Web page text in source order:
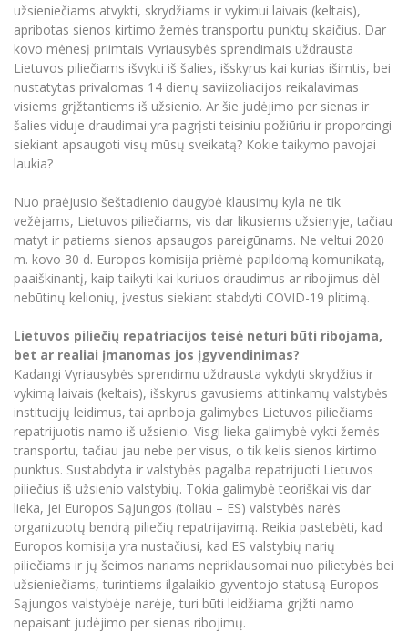
Universiteto teatras
MRU pop vokalinis ansamblis (vadovas Artūras
Novikas)
MRU merginų choras
Neformaliuoju ir (ar) savišvietos būdu įgytų
kompetencijų vertinimas ir pripažinimas
Studijų organizavimas
Erasmus+ mobilumas praktikoms (SMP)
Kitos galimybės
Partnerystės
Azijos centras
Vilniaus Karaliaus Sedžiongo institutas
Frankofoniškų šalių studijų centras
Emocinė gerovė
Mokslo laboratorijos
Žmogaus, aplinkos ir technologijų (HET)
Doktorantūra
Projektai
Mokymų LAB
Mokslo naujienos
Kasmetiniai mokslo renginiai
Veiklos dokumentai
Akademinė etika
Darbas MRU
Universiteto simbolika
Naujienos
Tarptautiškumas
Studentams
Studentams
Darbuotojams
Partnerystės
Azijos centras
Vilniaus Karaliaus Sedžiongo institutas
Frankofoniškų šalių studijų centras
Darbuotojams
Partnerystės
Azijos centras
Vilniaus Karaliaus Sedžiongo institutas
Frankofoniškų šalių studijų centras
Darnus vystymasis
Privatumo politika
Negalia ir individualieji poreikiai
Viešai skelbiama informacija
Parama Ukrainai
Civilinė sauga
Korupcijos prevencija
Sūduvos akademija
Tinklalaidės
Bakalauro studijos
Magistrantūros studijos
Vadovų MBA
Švietimo ir kultūros vadovų MPA
Pedagogų rengimas
Doktorantūros studijos
Profesinės bakalauro studijos
Personalo valdymo centras
Privačių interesų deklaravimas
Studijų Moodle (studijų vykdymui)
Darbuotojų Moodle (kompetencijų tobulinimui)
Studijų tvarkaraštis
Informacinė sistema "Studijos"
Darbuotojų elektroninis paštas
Daugiafaktorinė autentifikacija universiteto
darbuotojams (MFA)
Mokslininkų profiliai "CRIS"
Bendruomenės gerovė
Darbuotojų kvalifikacijos kėlimas
MRU norminių teisės aktų duomenų bazė
Intranetas
užsieniečiams atvykti, skrydžiams ir vykimui laivais (keltais),
apribotas sienos kirtimo žemės transportu punktų skaičius. Dar
kovo mėnesį priimtais Vyriausybės sprendimais uždrausta
Lietuvos piliečiams išvykti iš šalies, išskyrus kai kurias išimtis, bei
nustatytas privalomas 14 dienų saviizoliacijos reikalavimas
visiems grįžtantiems iš užsienio. Ar šie judėjimo per sienas ir
šalies viduje draudimai yra pagrįsti teisiniu požiūriu ir proporcingi
siekiant apsaugoti visų mūsų sveikatą? Kokie taikymo pavojai
laukia?
Nuo praėjusio šeštadienio daugybė klausimų kyla ne tik
vežėjams, Lietuvos piliečiams, vis dar likusiems užsienyje, tačiau
matyt ir patiems sienos apsaugos pareigūnams. Ne veltui 2020
m. kovo 30 d. Europos komisija priėmė papildomą komunikatą,
paaiškinantį, kaip taikyti kai kuriuos draudimus ar ribojimus dėl
nebūtinų kelionių, įvestus siekiant stabdyti COVID-19 plitimą.
Lietuvos piliečių repatriacijos teisė neturi būti ribojama,
bet ar realiai įmanomas jos įgyvendinimas?
Kadangi Vyriausybės sprendimu uždrausta vykdyti skrydžius ir
vykimą laivais (keltais), išskyrus gavusiems atitinkamų valstybės
institucijų leidimus, tai apriboja galimybes Lietuvos piliečiams
repatrijuotis namo iš užsienio. Visgi lieka galimybė vykti žemės
transportu, tačiau jau nebe per visus, o tik kelis sienos kirtimo
punktus. Sustabdyta ir valstybės pagalba repatrijuoti Lietuvos
piliečius iš užsienio valstybių. Tokia galimybė teoriškai vis dar
lieka, jei Europos Sąjungos (toliau – ES) valstybės narės
organizuotų bendrą piliečių repatrijavimą. Reikia pastebėti, kad
Europos komisija yra nustačiusi, kad ES valstybių narių
piliečiams ir jų šeimos nariams nepriklausomai nuo pilietybės bei
užsieniečiams, turintiems ilgalaikio gyventojo statusą Europos
Sąjungos valstybėje narėje, turi būti leidžiama grįžti namo
nepaisant judėjimo per sienas ribojimų.